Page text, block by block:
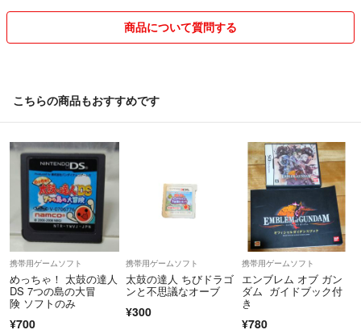
まとめ引きは必ず購入前にメッセージ下さい。
お急ぎの方は購入前に匿名配送への変更をメッセージ下さい。
普通郵便を匿名配送に変更希望の方はプラス100円でゆうパケットmini
断捨離でいらないものを整理していきます。
主には欲しいゲームが入ってるまとめ買い漁ってたらついてきたゲーム
です。
出品前と発送前に動作確認しておりますが、もし購入者様側でゲームが
できない場合は対応いたしますのでご連絡ください。
ゲームボーイなどセーブに電池が必要な物ついてはいつきれるか分かり
ませんので電池については保証できません。
初期化は購入者様でお願いします。
ビニール袋に入れて防水程度の簡易包装になります。
包装に不安がございます場合は送料あがる分含め＋200円でしっかり包
商品について質問する
こちらの商品もおすすめです
携帯用ゲームソフト
めっちゃ！ 太鼓の達人
DS 7つの島の大冒
険 ソフトのみ
¥700
携帯用ゲームソフト
太鼓の達人 ちびドラゴ
ンと不思議なオーブ
¥300
携帯用ゲームソフト
エンブレム オブ ガン
ダム ガイドブック付
き
¥780